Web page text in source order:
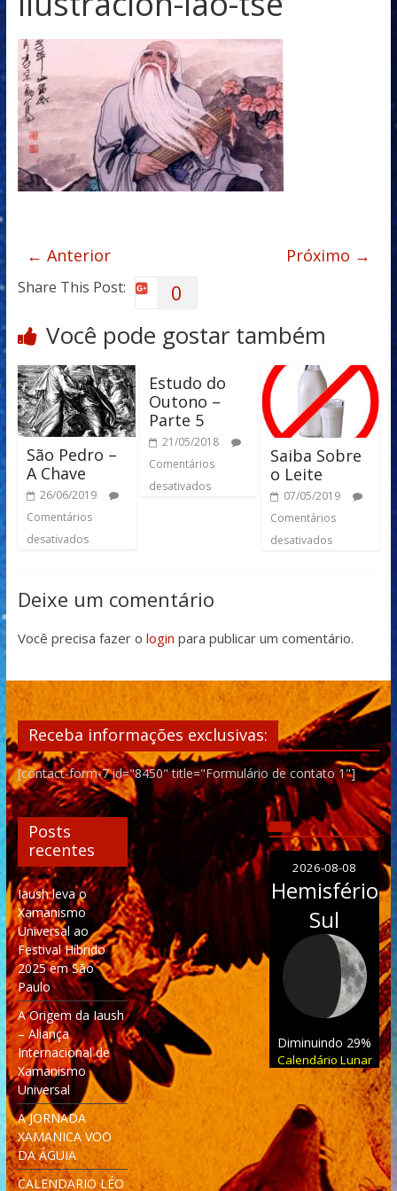
← Anterior Próximo →
Share This Post: 0
Você pode gostar também
São Pedro –
A Chave
26/06/2019
Comentários
desativados
Estudo do
Outono –
Parte 5
21/05/2018
Comentários
desativados
Saiba Sobre
o Leite
07/05/2019
Comentários
desativados
Deixe um comentário
Você precisa fazer o login para publicar um comentário.
Receba informações exclusivas:
[contact-form-7 id="8450" title="Formulário de contato 1"]
Posts
recentes
Iaush leva o
Xamanismo
Universal ao
Festival Híbrido
2025 em São
Paulo
A Origem da Iaush
– Aliança
Internacional de
Xamanismo
Universal
A JORNADA
XAMANICA VOO
DA ÁGUIA
CALENDARIO LÉO
2026-08-08
Hemisfério
Sul
Diminuindo 29%
Calendário Lunar